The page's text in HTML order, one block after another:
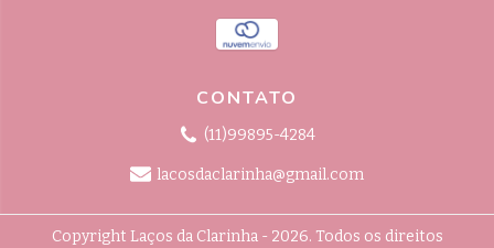
CONTATO
(11)99895-4284
lacosdaclarinha@gmail.com
Copyright Laços da Clarinha - 2026. Todos os direitos